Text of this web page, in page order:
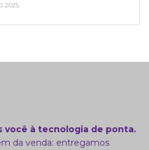
2025
você à tecnologia de ponta.
da venda: entregamos